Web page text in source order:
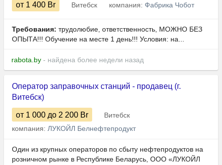
от 1 400 Br Витебск компания: Фабрика Чобот
Требования: трудолюбие, ответственность, МОЖНО БЕЗ
ОПЫТА!!! Обучение на месте 1 день!!! Условия: ​​​​​​на...
rabota.by - найдена более недели назад
Оператор заправочных станций - продавец (г.
Витебск)
от 1 000 до 2 200 Br
Витебск
компания: ЛУКОЙЛ Белнефтепродукт
Один из крупных операторов по сбыту нефтепродуктов на
розничном рынке в Республике Беларусь, ООО «ЛУКОЙЛ